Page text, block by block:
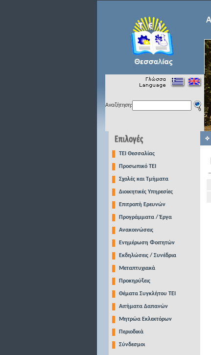
Αναζήτηση:
TEI Θεσσαλίας
Προσωπικό ΤΕΙ
Σχολές και Τμήματα
Διοικητικές Υπηρεσίες
Επιτροπή Ερευνών
Προγράμματα / Έργα
Ανακοινώσεις
Ενημέρωση Φοιτητών
Εκδηλώσεις / Συνέδρια
Μεταπτυχιακά
Προκηρύξεις
Θέματα Συγκλήτου ΤΕΙ
Αιτήματα Δαπανών
Μητρώα Εκλεκτόρων
Περιοδικά
Σύνδεσμοι